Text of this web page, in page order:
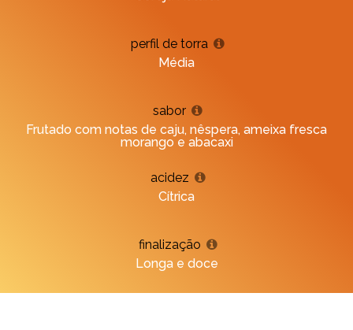
perfil de torra
Média
sabor
Frutado com notas de caju, nêspera, ameixa fresca
morango e abacaxi
acidez
Cítrica
finalização
Longa e doce